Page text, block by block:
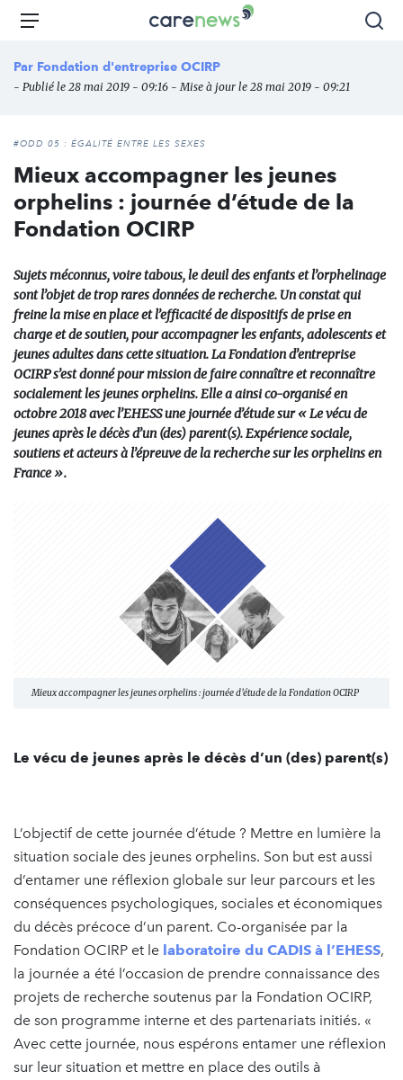
Aller
principal
Carenews,
média
des
l'engagement
Menu
Par Fondation d'entreprise OCIRP
- Publié le 28 mai 2019 - 09:16 - Mise à jour le 28 mai 2019 - 09:21
#ODD 05 : ÉGALITÉ ENTRE LES SEXES
Mieux accompagner les jeunes
orphelins : journée d’étude de la
Fondation OCIRP
Sujets méconnus, voire tabous, le deuil des enfants et l’orphelinage
sont l’objet de trop rares données de recherche. Un constat qui
freine la mise en place et l’efficacité de dispositifs de prise en
charge et de soutien, pour accompagner les enfants, adolescents et
jeunes adultes dans cette situation. La Fondation d’entreprise
OCIRP s’est donné pour mission de faire connaître et reconnaître
socialement les jeunes orphelins. Elle a ainsi co-organisé en
octobre 2018 avec l’EHESS une journée d’étude sur « Le vécu de
jeunes après le décès d’un (des) parent(s). Expérience sociale,
soutiens et acteurs à l’épreuve de la recherche sur les orphelins en
France ».
Mieux accompagner les jeunes orphelins : journée d’étude de la Fondation OCIRP
Le vécu de jeunes après le décès d’un (des) parent(s)
L’objectif de cette journée d’étude ? Mettre en lumière la
situation sociale des jeunes orphelins. Son but est aussi
d’entamer une réflexion globale sur leur parcours et les
conséquences psychologiques, sociales et économiques
du décès précoce d’un parent. Co-organisée par la
Fondation OCIRP et le laboratoire du CADIS à l’EHESS,
la journée a été l’occasion de prendre connaissance des
projets de recherche soutenus par la Fondation OCIRP,
de son programme interne et des partenariats initiés. «
Avec cette journée, nous espérons entamer une réflexion
sur leur situation et mettre en place des outils à